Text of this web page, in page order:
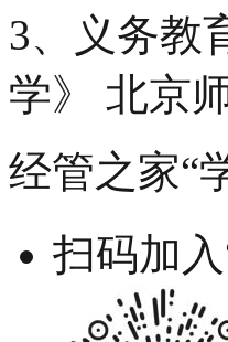
3、义务教
学》 北京
经管之家“
扫码加